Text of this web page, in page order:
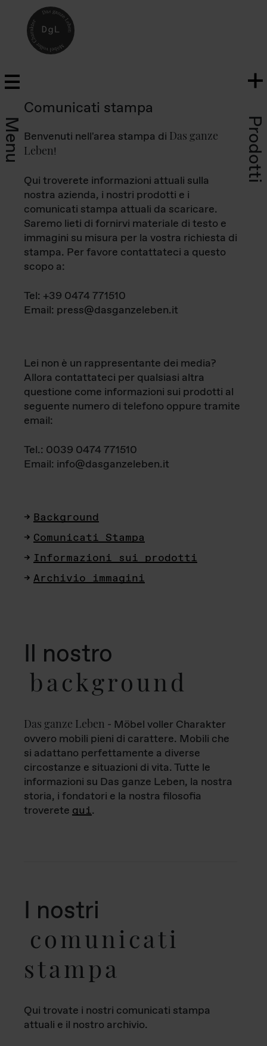
Menu Prodotti
Comunicati stampa
Benvenuti nell'area stampa di Das ganze
Leben!
Qui troverete informazioni attuali sulla
nostra azienda, i nostri prodotti e i
comunicati stampa attuali da scaricare.
Saremo lieti di fornirvi materiale di testo e
immagini su misura per la vostra richiesta di
stampa. Per favore contattateci a questo
scopo a:
Tel: +39 0474 771510
Email: press@dasganzeleben.it
Lei non è un rappresentante dei media?
Allora contattateci per qualsiasi altra
questione come informazioni sui prodotti al
seguente numero di telefono oppure tramite
email:
Tel.: 0039 0474 771510
Email: info@dasganzeleben.it
Background
Comunicati Stampa
Informazioni sui prodotti
Archivio immagini
Il nostro
background
Das ganze Leben - Möbel voller Charakter
ovvero mobili pieni di carattere. Mobili che
si adattano perfettamente a diverse
circostanze e situazioni di vita. Tutte le
informazioni su Das ganze Leben, la nostra
storia, i fondatori e la nostra filosofia
troverete qui.
I nostri
comunicati
stampa
Qui trovate i nostri comunicati stampa
attuali e il nostro archivio.